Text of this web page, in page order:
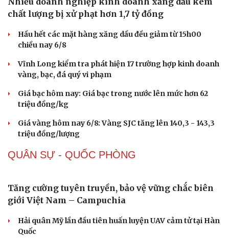
Sức khỏe
chất lượng bị xử phạt hơn 1,7 tỷ đồng
Hầu hết các mặt hàng xăng dầu đều giảm từ 15h00
chiều nay 6/8
Vĩnh Long kiểm tra phát hiện 17 trường hợp kinh doanh
vàng, bạc, đá quý vi phạm
Giá bạc hôm nay: Giá bạc trong nước lên mức hơn 62
triệu đồng/kg
Giá vàng hôm nay 6/8: Vàng SJC tăng lên 140,3 - 143,3
triệu đồng/lượng
QUÂN SỰ - QUỐC PHÒNG